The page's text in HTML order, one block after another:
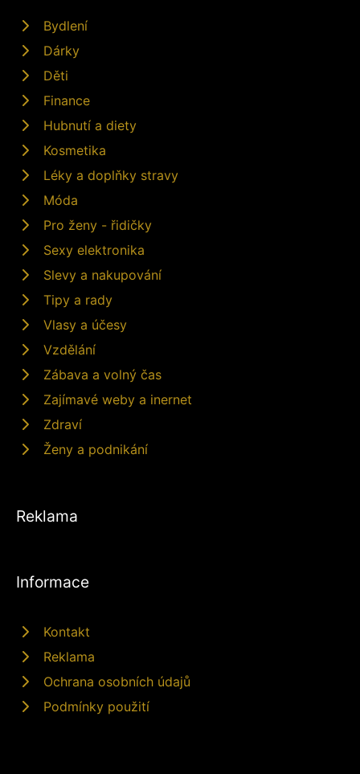
Bydlení
Dárky
Děti
Finance
Hubnutí a diety
Kosmetika
Léky a doplňky stravy
Móda
Pro ženy - řidičky
Sexy elektronika
Slevy a nakupování
Tipy a rady
Vlasy a účesy
Vzdělání
Zábava a volný čas
Zajímavé weby a inernet
Zdraví
Ženy a podnikání
Reklama
Informace
Kontakt
Reklama
Ochrana osobních údajů
Podmínky použití